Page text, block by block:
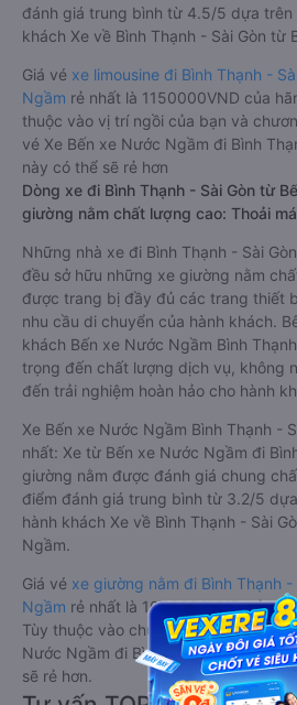
đánh giá trung bình từ 4.5/5 dựa trên
khách Xe về Bình Thạnh - Sài Gòn từ
Giá vé xe limousine đi Bình Thạnh -
Ngầm rẻ nhất là 1150000VND của
thuộc vào vị trí ngồi của bạn và
vé Xe Bến xe Nước Ngầm đi Bình
này có thể sẽ rẻ hơn
Dòng xe đi Bình Thạnh - Sài Gòn từ
giường nằm chất lượng cao: Thoải
Những nhà xe đi Bình Thạnh - Sài
đều sở hữu những xe giường nằm
được trang bị đầy đủ các trang thiết
nhu cầu di chuyển của hành khách.
khách Bến xe Nước Ngầm Bình
trọng đến chất lượng dịch vụ, không
đến trải nghiệm hoàn hảo cho hành
Xe Bến xe Nước Ngầm Bình Thạnh -
nhất: Xe từ Bến xe Nước Ngầm đi
giường nằm được đánh giá chung
điểm đánh giá trung bình từ 3.2/5
hành khách Xe về Bình Thạnh - Sài
Ngầm.
Giá vé xe giường nằm đi Bình Thạnh
Ngầm rẻ nhất là 1050000VND của
Tùy thuộc vào chương trình khuyến
Nước Ngầm đi Bình Thạnh - Sài Gòn
sẽ rẻ hơn.